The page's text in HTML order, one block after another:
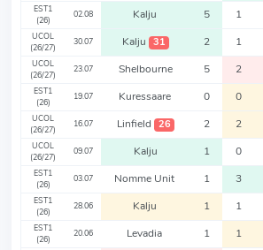
EST1
(26)
02.08 Kalju 5 1
UCOL
(26/27)
30.07 Kalju 31 2 1
UCOL
(26/27)
23.07 Shelbourne 5 2
EST1
(26)
19.07 Kuressaare 0 0
UCOL
(26/27)
16.07 Linfield 26 2 2
UCOL
(26/27)
09.07 Kalju 1 0
EST1
(26)
03.07 Nomme Unit 1 3
EST1
(26)
28.06 Kalju 1 1
EST1
(26)
20.06 Levadia 1 1